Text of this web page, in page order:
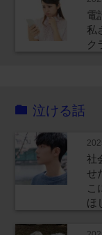
電
私
ク
泣ける話
社
せ
こ
ほ